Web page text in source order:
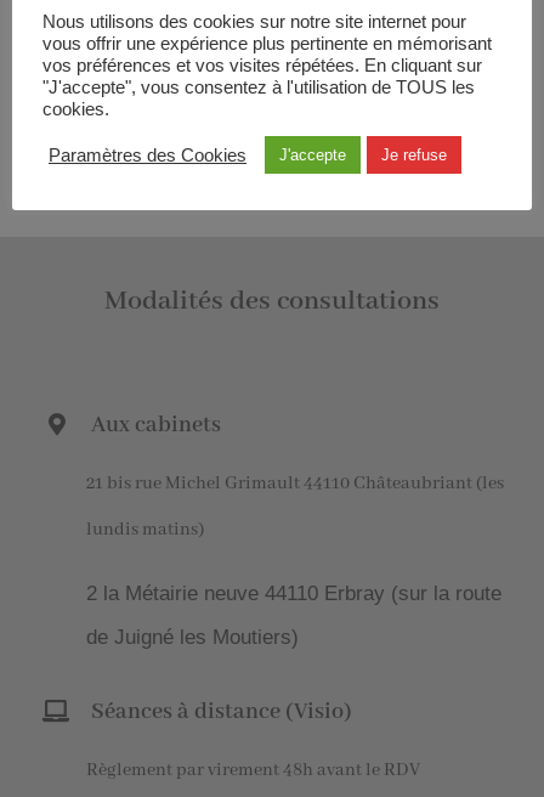
Modalités des consultations
Aux cabinets
21 bis rue Michel Grimault 44110 Châteaubriant (les
lundis matins)
2 la Métairie neuve 44110 Erbray (sur la route
de Juigné les Moutiers)
Séances à distance (Visio)
Règlement par virement 48h avant le RDV
Nous utilisons des cookies sur notre site internet pour
vous offrir une expérience plus pertinente en mémorisant
vos préférences et vos visites répétées. En cliquant sur
"J'accepte", vous consentez à l'utilisation de TOUS les
cookies.
Paramètres des Cookies J'accepte Je refuse